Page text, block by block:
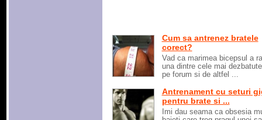
Cum sa antrenez bratele
corect?
Vad ca marimea bicepsul a
una dintre cele mai
pe forum si de altfel ...
Antrenament cu seturi
pentru brate si ...
Imi dau seama ca obsesia